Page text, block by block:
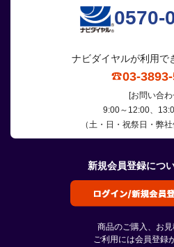
0570-
ナビダイヤルが利用で
03-
[お問い合わ
9:00～12:00、
（土・日・祝祭日・弊
新規会員登録につ
商品のご購入、お
ご利用には会員登録